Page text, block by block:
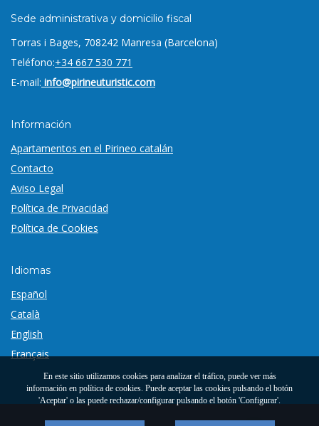
Sede administrativa y domicilio fiscal
Torras i Bages, 708242 Manresa (Barcelona)
Teléfono:+34 667 530 771
E-mail: info@pirineuturistic.com
Información
Apartamentos en el Pirineo catalán
Contacto
Aviso Legal
Política de Privacidad
Política de Cookies
Idiomas
Español
Català
English
Français
En este sitio utilizamos cookies para analizar el tráfico, puede ver más
información en política de cookies. Puede aceptar las cookies pulsando el botón
'Aceptar' o las puede rechazar/configurar pulsando el botón 'Configurar'.